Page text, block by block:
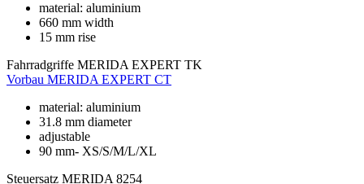
material: aluminium
660 mm width
15 mm rise
Fahrradgriffe MERIDA EXPERT TK
Vorbau MERIDA EXPERT CT
material: aluminium
31.8 mm diameter
adjustable
90 mm- XS/S/M/L/XL
Steuersatz MERIDA 8254